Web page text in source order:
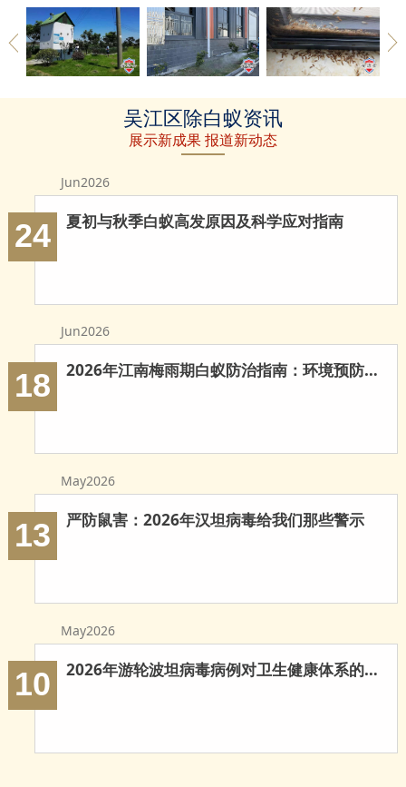
吴江区草地
吴江区建筑
白蚁防治
吴江区家具
吴江区除白蚁资讯
展示新成果 报道新动态
Jun2026
24 夏初与秋季白蚁高发原因及科学应对指南
Jun2026
18 2026年江南梅雨期白蚁防治指南：环境预防与科学灭治
May2026
13 严防鼠害：2026年汉坦病毒给我们那些警示
May2026
10 2026年游轮波坦病毒病例对卫生健康体系的多重启示